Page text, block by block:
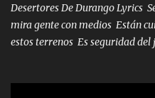
Desertores De Durango Lyrics
mira gente con medios Están
estos terrenos Es seguridad